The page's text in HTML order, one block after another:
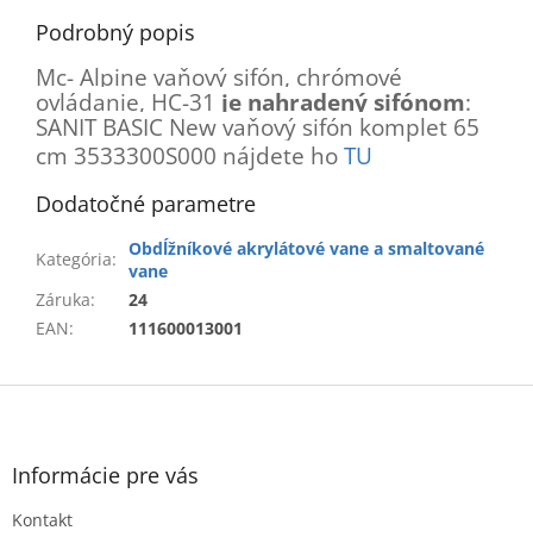
Podrobný popis
Mc- Alpine vaňový sifón, chrómové
ovládanie, HC-31 je nahradený sifónom:
SANIT BASIC New vaňový sifón komplet 65
cm 3533300S000 nájdete ho TU
Dodatočné parametre
Kategória: Obdĺžníkové akrylátové vane a smaltované
vane
Záruka:
24
EAN: 111600013001
Z
Informácie pre vás
Kontakt